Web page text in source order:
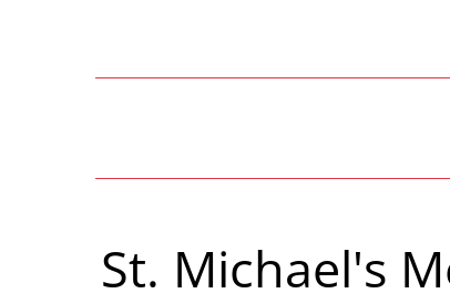
St. Michael's